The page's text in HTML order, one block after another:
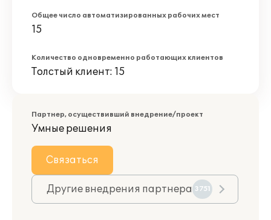
Общее число автоматизированных рабочих мест
15
Количество одновременно работающих клиентов
Толстый клиент: 15
Партнер, осуществивший внедрение/проект
Умные решения
Связаться
Другие внедрения партнера 3751